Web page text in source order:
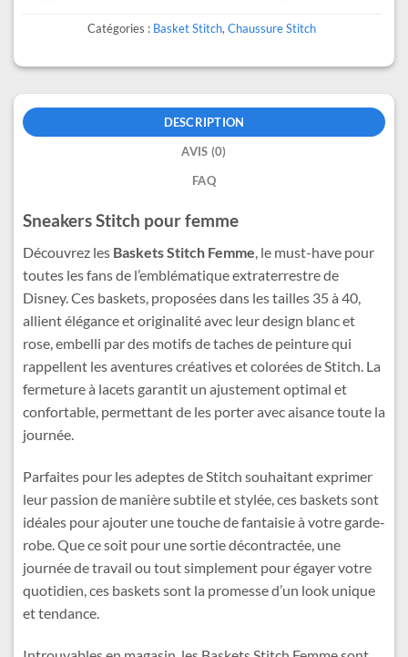
Catégories : Basket Stitch, Chaussure Stitch
DESCRIPTION
AVIS (0)
FAQ
Sneakers Stitch pour femme
Découvrez les Baskets Stitch Femme, le must-have pour
toutes les fans de l’emblématique extraterrestre de
Disney. Ces baskets, proposées dans les tailles 35 à 40,
allient élégance et originalité avec leur design blanc et
rose, embelli par des motifs de taches de peinture qui
rappellent les aventures créatives et colorées de Stitch. La
fermeture à lacets garantit un ajustement optimal et
confortable, permettant de les porter avec aisance toute la
journée.
Parfaites pour les adeptes de Stitch souhaitant exprimer
leur passion de manière subtile et stylée, ces baskets sont
idéales pour ajouter une touche de fantaisie à votre garde-
robe. Que ce soit pour une sortie décontractée, une
journée de travail ou tout simplement pour égayer votre
quotidien, ces baskets sont la promesse d’un look unique
et tendance.